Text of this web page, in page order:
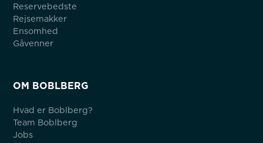
Reservebedste
Rejsemakker
Ensomhed
Gåvenner
OM BOBLBERG
Hvad er Boblberg?
Team Boblberg
Jobs